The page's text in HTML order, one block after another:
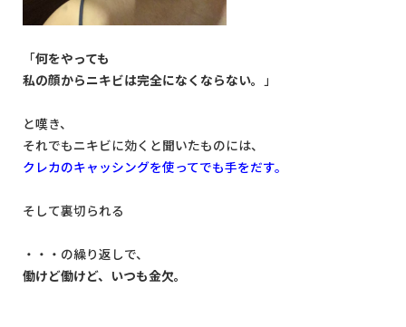
「何をやっても
私の顔からニキビは完全になくならない。
」
と嘆き、
それでもニキビに効くと聞いたものには、
クレカのキャッシングを使ってでも手をだす。
そして裏切られる
・・・の繰り返しで、
働けど働けど、いつも金欠。